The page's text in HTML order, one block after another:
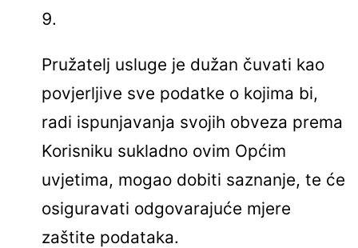
Pružatelj usluge je dužan čuvati kao
povjerljive sve podatke o kojima bi,
radi ispunjavanja svojih obveza prema
Korisniku sukladno ovim Općim
uvjetima, mogao dobiti saznanje, te će
osiguravati odgovarajuće mjere
zaštite podataka.